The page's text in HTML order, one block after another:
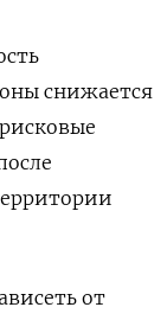
снижается
от